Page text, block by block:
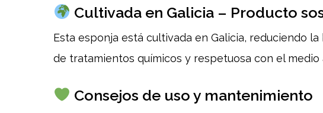
Cultivada en Galicia – Producto
Esta esponja está cultivada en Galicia, reduciendo
de tratamientos químicos y respetuosa con el medio
Consejos de uso y mantenimiento